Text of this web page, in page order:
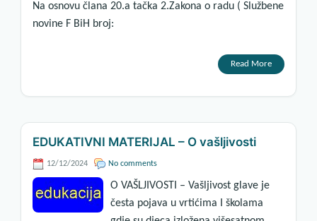
Na osnovu člana 20.a tačka 2.Zakona o radu ( Službene
novine F BiH broj:
Read More
EDUKATIVNI MATERIJAL – O vašljivosti
12/12/2024 No comments
O VAŠLJIVOSTI – Vašljivost glave je
česta pojava u vrtićima I školama